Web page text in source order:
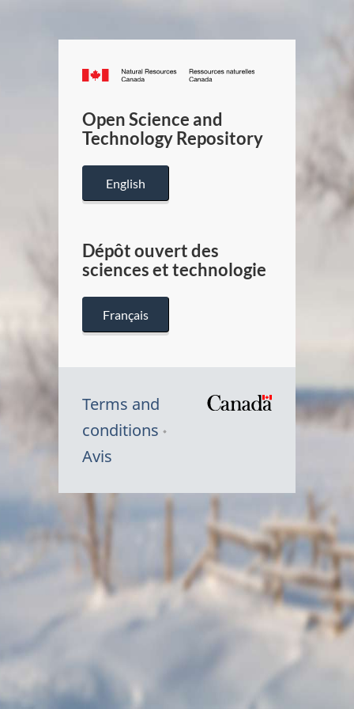
Canada.ca
/
Canada
Open Science and
Technology Repository
English
Dépôt ouvert des
sciences et technologie
Français
Terms and
conditions
Avis
Symbole
Canada